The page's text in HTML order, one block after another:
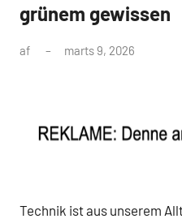
grünem gewissen
af marts 9, 2026
Technik ist aus unserem